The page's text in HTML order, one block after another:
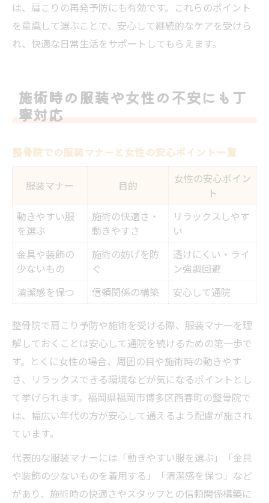
は、肩こりの再発予防にも有効です。これらのポイント
を意識して選ぶことで、安心して継続的なケアを受けら
れ、快適な日常生活をサポートしてもらえます。
施術時の服装や女性の不安にも丁
寧対応
整骨院での服装マナーと女性の安心ポイント一覧
服装マナー 目的
女性の安心ポイン
ト
動きやすい服
を選ぶ
施術の快適さ・
動きやすさ
リラックスしやす
い
金具や装飾の
少ないもの
施術の妨げを防
ぐ
透けにくい・ライ
ン強調回避
清潔感を保つ
信頼関係の構築 安心して通院
整骨院で肩こり予防や施術を受ける際、服装マナーを理
解しておくことは安心して通院を続けるための第一歩で
す。とくに女性の場合、周囲の目や施術時の動きやす
さ、リラックスできる環境などが気になるポイントとし
て挙げられます。福岡県福岡市博多区西春町の整骨院で
は、幅広い年代の方が安心して通えるよう配慮が施され
ています。
代表的な服装マナーには「動きやすい服を選ぶ」「金具
や装飾の少ないものを着用する」「清潔感を保つ」など
があり、施術時の快適さやスタッフとの信頼関係構築に